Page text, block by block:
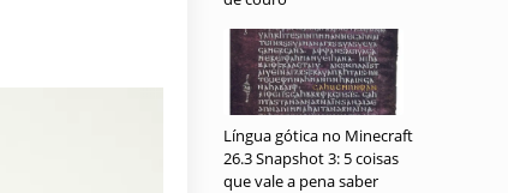
Língua gótica no Minecraft
26.3 Snapshot 3: 5 coisas
que vale a pena saber